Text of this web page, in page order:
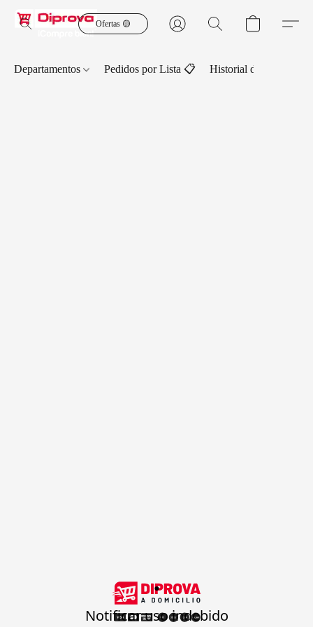
Ofertas 🟡
Departamentos Pedidos por Lista 📋 Historial de Pedidos
.
Notificar uso indebido